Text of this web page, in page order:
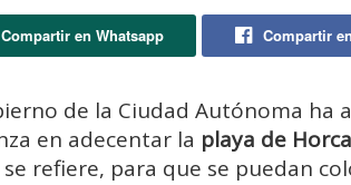
Compartir en Whatsapp Compartir
de la Ciudad Autónoma ha
en adecentar la playa de
refiere, para que se puedan